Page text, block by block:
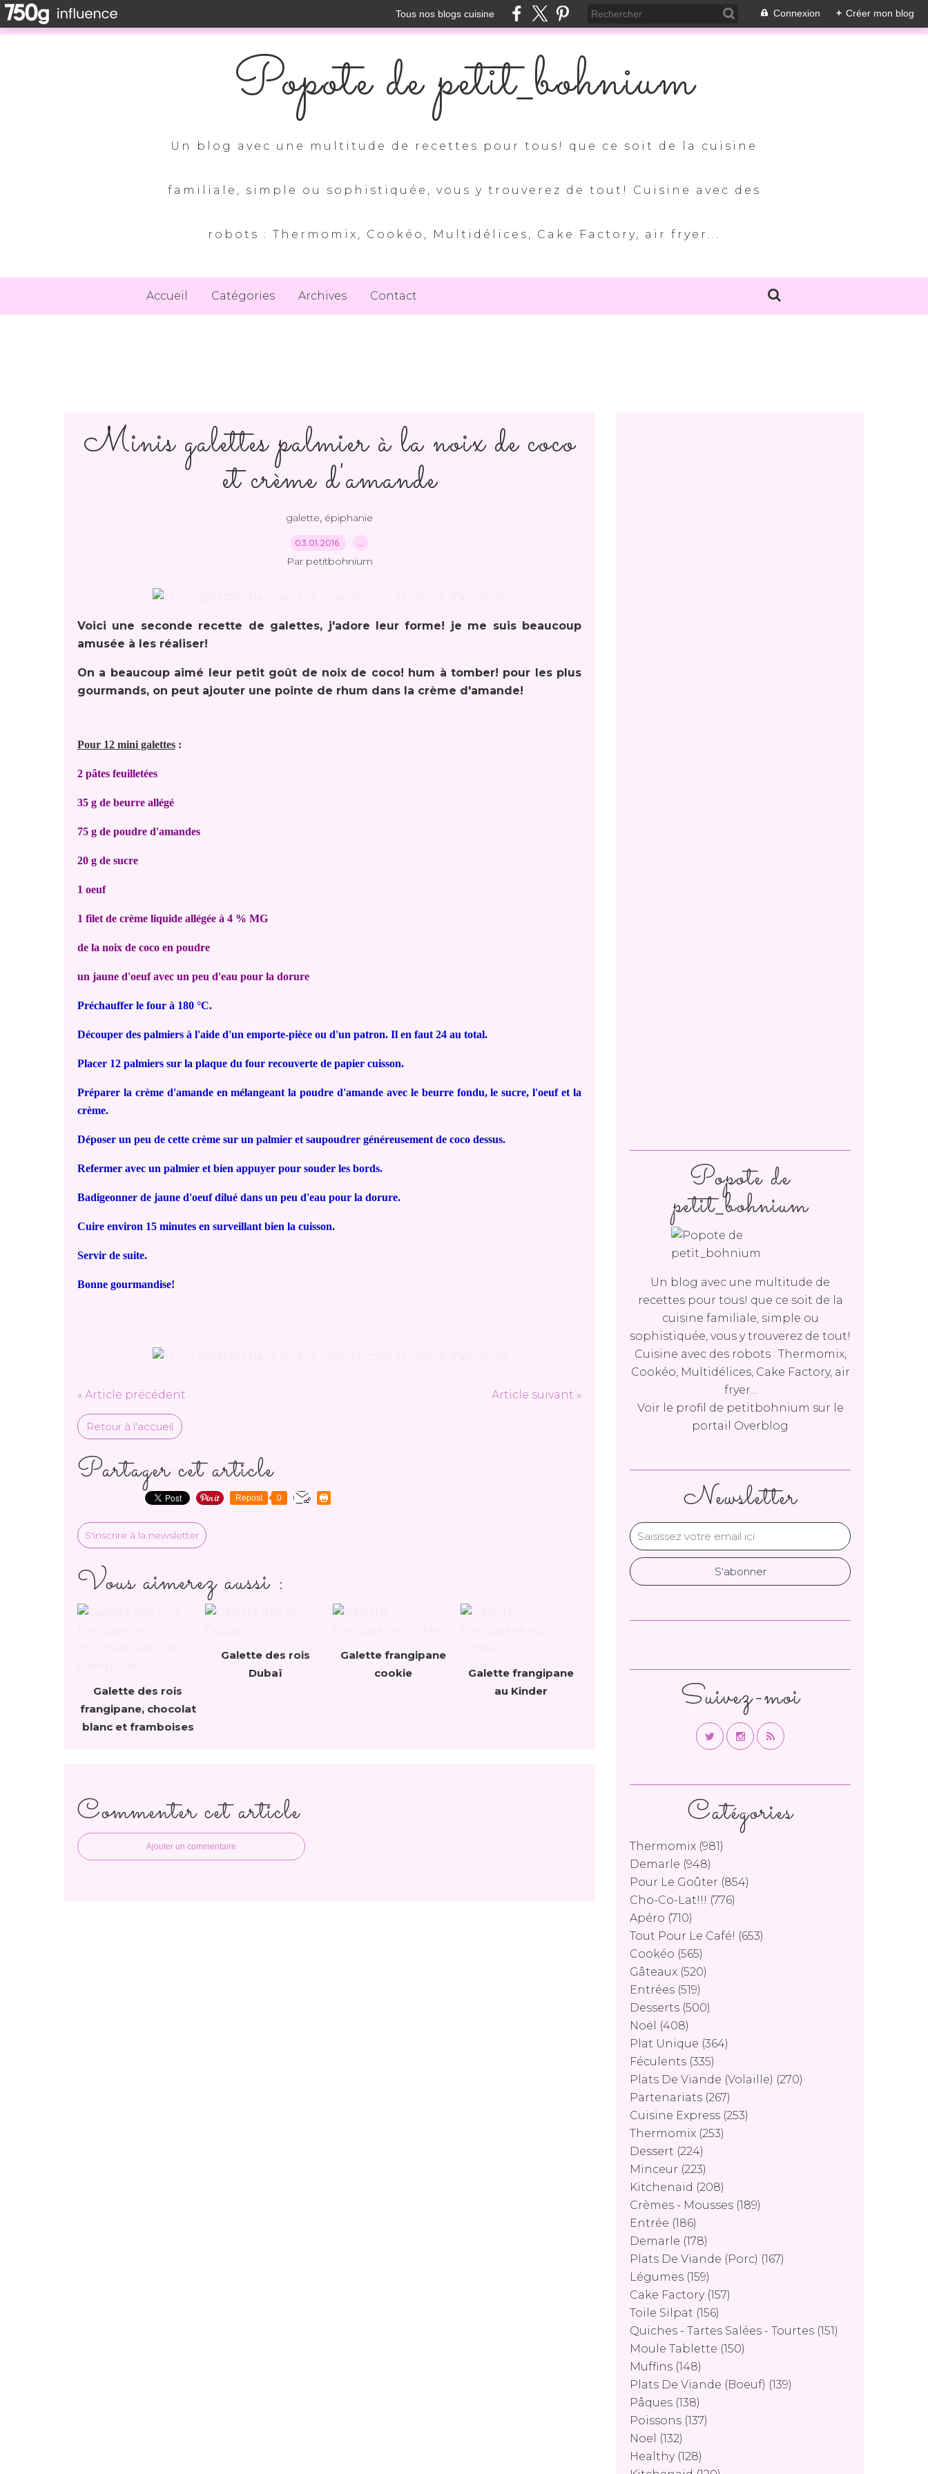
Tous nos blogs cuisine Connexion + Créer mon blog
Popote de petit_bohnium
Un blog avec une multitude de recettes pour tous! que ce soit de la cuisine
familiale, simple ou sophistiquée, vous y trouverez de tout! Cuisine avec des
robots : Thermomix, Cookéo, Multidélices, Cake Factory, air fryer...
Accueil Catégories Archives Contact
Minis galettes palmier à la noix de coco
et crème d'amande
galette, épiphanie
03.01.2016 …
Par petitbohnium
Voici une seconde recette de galettes, j'adore leur forme! je me suis beaucoup
amusée à les réaliser!
On a beaucoup aimé leur petit goût de noix de coco! hum à tomber! pour les plus
gourmands, on peut ajouter une pointe de rhum dans la crème d'amande!
Pour 12 mini galettes :
2 pâtes feuilletées
35 g de beurre allégé
75 g de poudre d'amandes
20 g de sucre
1 oeuf
1 filet de crème liquide allégée à 4 % MG
de la noix de coco en poudre
un jaune d'oeuf avec un peu d'eau pour la dorure
Préchauffer le four à 180 °C.
Découper des palmiers à l'aide d'un emporte-pièce ou d'un patron. Il en faut 24 au total.
Placer 12 palmiers sur la plaque du four recouverte de papier cuisson.
Préparer la crème d'amande en mélangeant la poudre d'amande avec le beurre fondu, le sucre, l'oeuf et la
crème.
Déposer un peu de cette crème sur un palmier et saupoudrer généreusement de coco dessus.
Refermer avec un palmier et bien appuyer pour souder les bords.
Badigeonner de jaune d'oeuf dilué dans un peu d'eau pour la dorure.
Cuire environ 15 minutes en surveillant bien la cuisson.
Servir de suite.
Bonne gourmandise!
« Article précédent Article suivant »
Retour à l'accueil
Partager cet article
Repost 0
S'inscrire à la newsletter
Vous aimerez aussi :
Galette des rois
frangipane, chocolat
blanc et framboises
Galette des rois
Dubaï
Galette frangipane
cookie
Galette frangipane
au Kinder
Commenter cet article
Ajouter un commentaire
Newsletter
Catégories
Thermomix (981)
Demarle (948)
Pour Le Goûter (854)
Cho-Co-Lat!!! (776)
Apéro (710)
Tout Pour Le Café! (653)
Cookéo (565)
Gâteaux (520)
Entrées (519)
Desserts (500)
Noël
(408)
Plat Unique (364)
Féculents (335)
Plats De Viande (volaille) (270)
Partenariats (267)
Cuisine Express (253)
Thermomix (253)
Dessert (224)
Minceur (223)
Kitchenaid (208)
Crèmes - Mousses (189)
Entrée (186)
Demarle (178)
Plats De Viande (porc) (167)
Légumes (159)
Cake Factory(157)
Toile Silpat (156)
Quiches - Tartes Salées - Tourtes (151)
Moule Tablette (150)
Muffins (148)
Plats De Viande (boeuf) (139)
Pâques (138)
Poissons (137)
Noel
(132)
Healthy(128)
Popote de
petit_bohnium
Un blog avec une multitude de
recettes pour tous! que ce soit de la
cuisine familiale, simple ou
sophistiquée, vous y trouverez de tout!
Cuisine avec des robots : Thermomix,
Cookéo, Multidélices, Cake Factory, air
fryer...
Voir le profil de petitbohnium sur le
portail Overblog
Suivez-moi